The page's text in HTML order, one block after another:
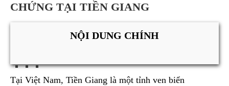
CHỨNG TẠI TIỀN GIANG
NỘI DUNG CHÍNH
Tại Việt Nam, Tiền Giang là một tỉnh ven biển